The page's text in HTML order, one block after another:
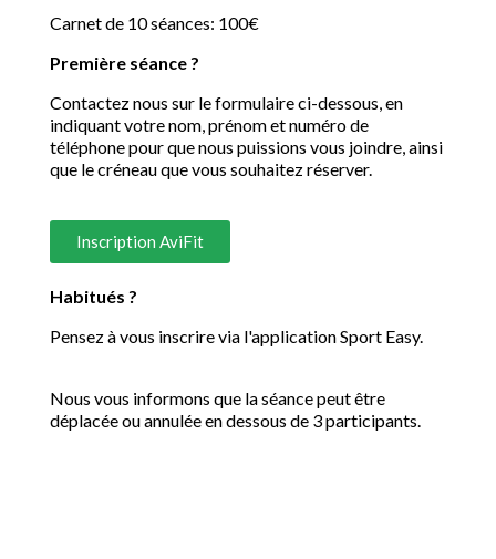
Carnet de 10 séances: 100€
Première séance ?
Contactez nous sur le formulaire ci-dessous, en
indiquant votre nom, prénom et numéro de
téléphone pour que nous puissions vous joindre, ainsi
que le créneau que vous souhaitez réserver.
Inscription AviFit
Habitués ?
Pensez à vous inscrire via l'application Sport Easy.
Nous vous informons que la séance peut être
déplacée ou annulée en dessous de 3 participants.